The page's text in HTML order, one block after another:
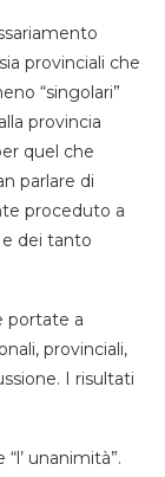
provinciali che
“singolari”
provincia
quel che
parlare di
proceduto a
dei tanto
portate a
provinciali,
I risultati
unanimità”.